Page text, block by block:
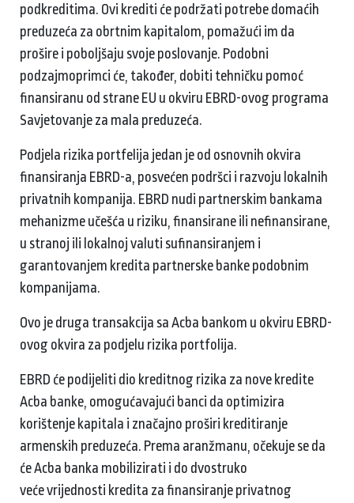
podkreditima. Ovi krediti će podržati potrebe domaćih
preduzeća za obrtnim kapitalom, pomažući im da
prošire i poboljšaju svoje poslovanje. Podobni
podzajmoprimci će, također, dobiti tehničku pomoć
finansiranu od strane EU u okviru EBRD-ovog programa
Savjetovanje za mala preduzeća.
Podjela rizika portfelija jedan je od osnovnih okvira
finansiranja EBRD-a, posvećen podršci i razvoju lokalnih
privatnih kompanija. EBRD nudi partnerskim bankama
mehanizme učešća u riziku, finansirane ili nefinansirane,
u stranoj ili lokalnoj valuti sufinansiranjem i
garantovanjem kredita partnerske banke podobnim
kompanijama.
Ovo je druga transakcija sa Acba bankom u okviru EBRD-
ovog okvira za podjelu rizika portfolija.
EBRD će podijeliti dio kreditnog rizika za nove kredite
Acba banke, omogućavajući banci da optimizira
korištenje kapitala i značajno proširi kreditiranje
armenskih preduzeća. Prema aranžmanu, očekuje se da
će Acba banka mobilizirati i do dvostruko
veće vrijednosti kredita za finansiranje privatnog